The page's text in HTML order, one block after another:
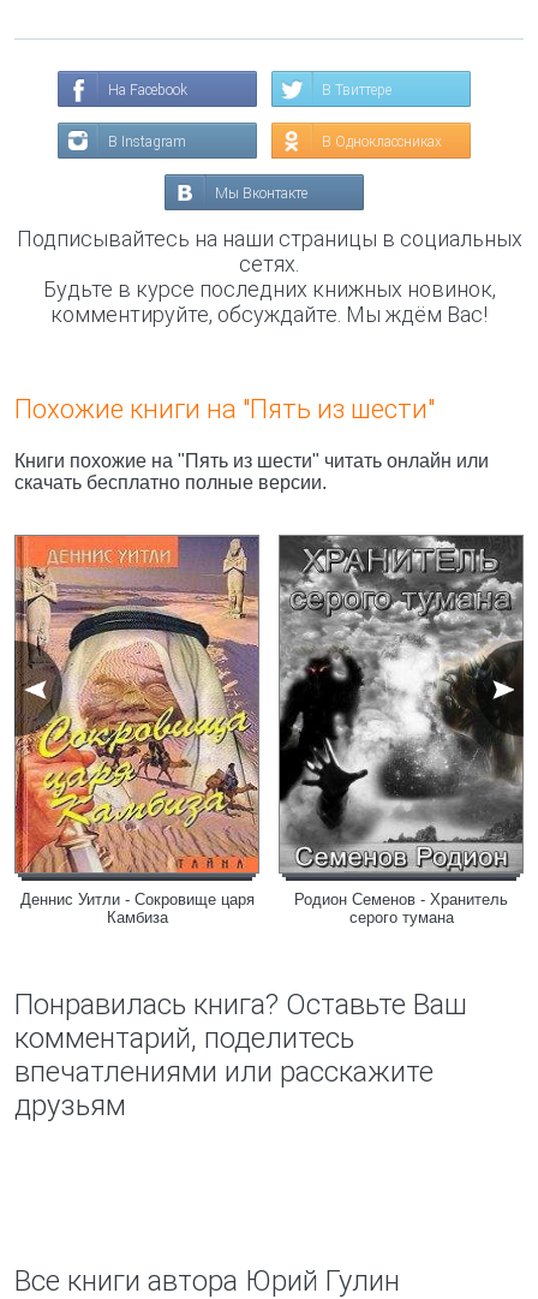
На Facebook В Твиттере
В Instagram В Одноклассниках
Мы Вконтакте
Подписывайтесь на наши страницы в социальных
сетях.
Будьте в курсе последних книжных новинок,
комментируйте, обсуждайте. Мы ждём Вас!
Похожие книги на "Пять из шести"
Книги похожие на "Пять из шести" читать онлайн или
скачать бесплатно полные версии.
Деннис Уитли - Сокровище царя
Камбиза
Родион Семенов - Хранитель
серого тумана
Понравилась книга? Оставьте Ваш
комментарий, поделитесь
впечатлениями или расскажите
друзьям
Все книги автора Юрий Гулин